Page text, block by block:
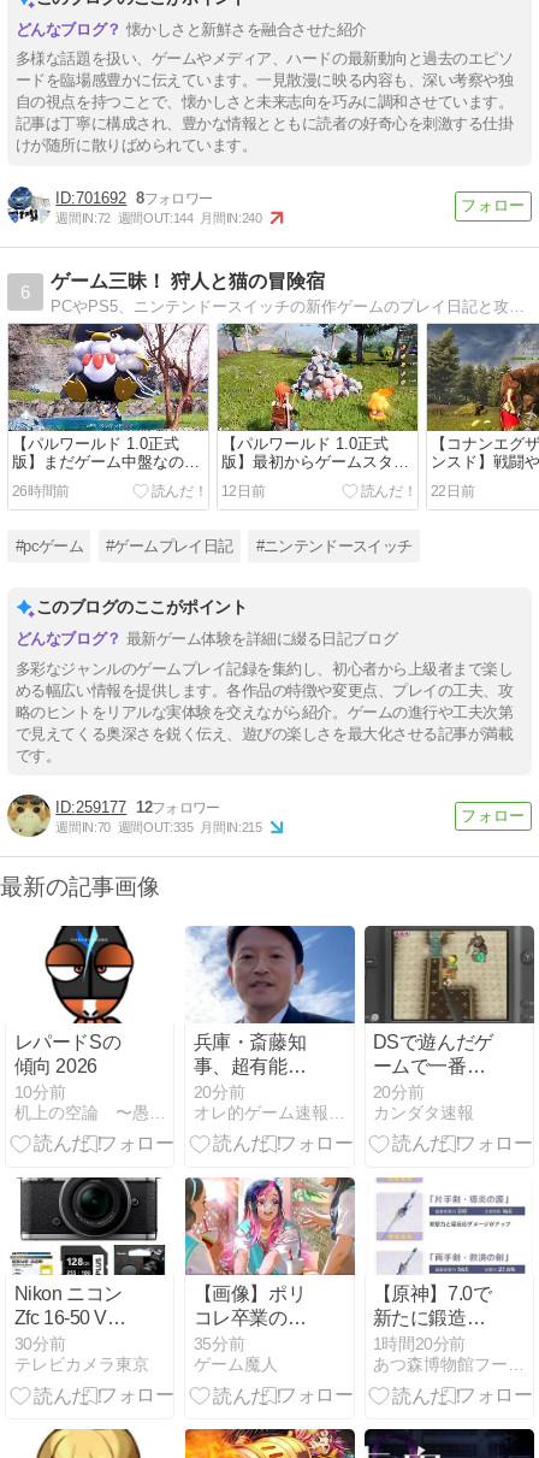
懐かしさと新鮮さを融合させた紹介
多様な話題を扱い、ゲームやメディア、ハードの最新動向と過去のエピソ
ードを臨場感豊かに伝えています。一見散漫に映る内容も、深い考察や独
自の視点を持つことで、懐かしさと未来志向を巧みに調和させています。
記事は丁寧に構成され、豊かな情報とともに読者の好奇心を刺激する仕掛
けが随所に散りばめられています。
701692 8
週間IN:72 週間OUT:144 月間IN:240
6
ゲーム三昧！ 狩人と猫の冒険宿
PCやPS5、ニンテンドースイッチの新作ゲームのプレイ日記と攻略情報を掲載！
【パルワールド 1.0正式
版】まだゲーム中盤なのに
レベルだけが…【プレイ日
記その６～その１０】
26時間前
【パルワールド 1.0正式
版】最初からゲームスター
ト！【プレイ日記その１～
その５】
12日前
【コナンエグ
ンスド】戦闘
積極的に再開
記その６～そ
22日前
#pcゲーム #ゲームプレイ日記 #ニンテンドースイッチ
このブログのここがポイント
最新ゲーム体験を詳細に綴る日記ブログ
多彩なジャンルのゲームプレイ記録を集約し、初心者から上級者まで楽し
める幅広い情報を提供します。各作品の特徴や変更点、プレイの工夫、攻
略のヒントをリアルな実体験を交えながら紹介。ゲームの進行や工夫次第
で見えてくる奥深さを鋭く伝え、遊びの楽しさを最大化させる記事が満載
です。
259177 12
週間IN:70 週間OUT:335 月間IN:215
最新の記事画像
レパードSの
傾向 2026
10分前
兵庫・斎藤知
事、超有能だ
った・・・
「県の海外事
務所はすべて
する意味ない
し皆さんから
理解得られな
いでしょ」
20分前
DSで遊んだゲ
ームで一番の
神ゲーは
20分前
カンダタ速報
Nikon ニコン
Zfc 16-50 VR
レンズキット
シルバーの魅
力
30分前
テレビカメラ東京
【画像】ポリ
コレ卒業のカ
プコン、スト
6に可愛すぎ
るフィリピン
装！
35分前
ゲーム魔人
【原神】7.0で
新たに鍛造と
紀行武器も追
加されるな。
1時間20分前